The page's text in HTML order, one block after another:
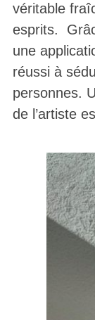
véritable
esprits.
une
réussi à
personnes.
de l’artiste